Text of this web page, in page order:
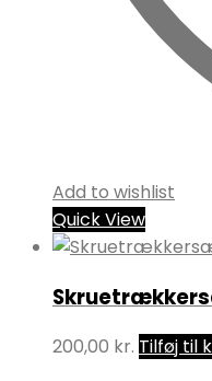
Add to wishlist
Quick View
200,00 kr. Tilføj til